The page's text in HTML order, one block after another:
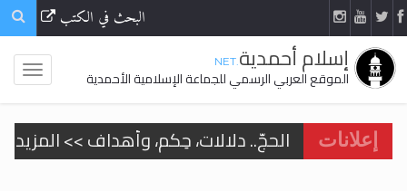
البحث في الكتب
إسلام أحمدية.NET
الموقع العربي الرسمي للجماعة الإسلامية الأحمدية
إعلانات
الحجّ.. دلالات، حِكم، وأهداف >> المزيد